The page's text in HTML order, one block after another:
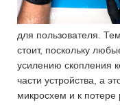
для пользователя.
стоит, поскольку
усилению скопления
части устройства, а
микросхем и к потере